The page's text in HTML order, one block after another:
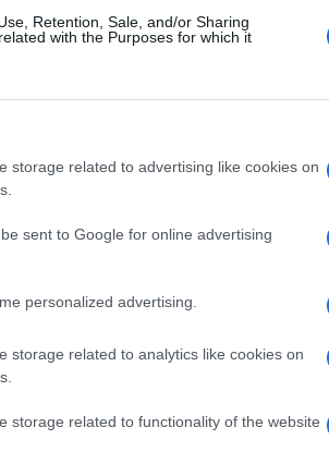
Retention, Sale, and/or Sharing
with the Purposes for which it
storage related to advertising like cookies on
sent to Google for online advertising
personalized advertising.
storage related to analytics like cookies on
storage related to functionality of the website
Misi, akivel azóta is szoktak
az együttes mégis
hallhatja a közönség március 5-én
fontos belülről látni és megélni a
beülni játszani.